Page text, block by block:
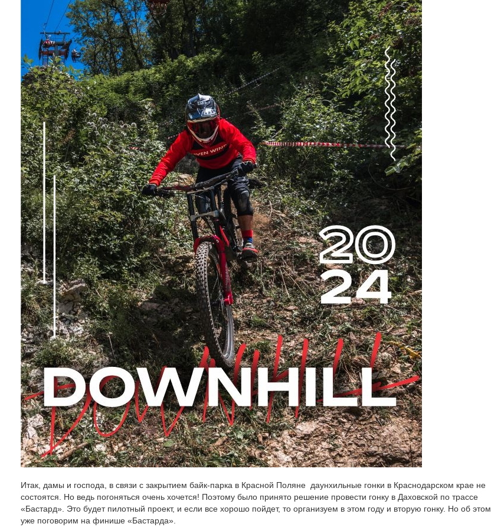
Итак, дамы и господа, в связи с закрытием байк-парка в Красной Поляне даунхильные гонки в Краснодарском крае не
состоятся. Но ведь погоняться очень хочется! Поэтому было принято решение провести гонку в Даховской по трассе
«Бастард». Это будет пилотный проект, и если все хорошо пойдет, то организуем в этом году и вторую гонку. Но об этом
уже поговорим на финише «Бастарда».